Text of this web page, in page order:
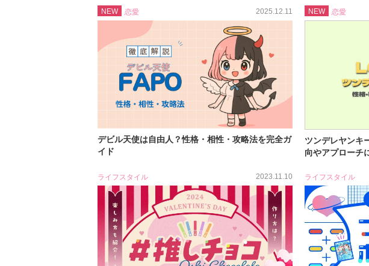
NEW 恋愛 2025.12.11
デビル天使は自由人？性格・相性・攻略法を完全ガ
イド
NEW 恋愛
ツンデレヤンキ
向やアプローチ
ライフスタイル 2023.11.10 ライフスタイル